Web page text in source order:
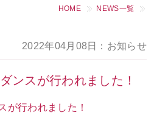
HOME NEWS一覧
2022年04月08日：お知らせ
ンスが行われました！
が行われました！